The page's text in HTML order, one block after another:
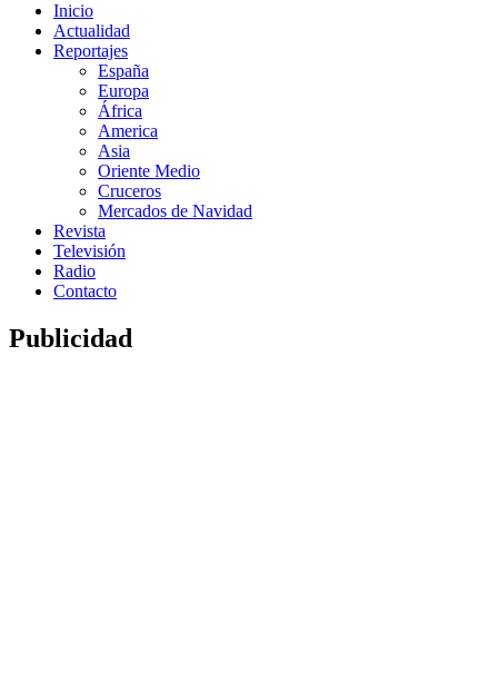
Inicio
Actualidad
Reportajes
España
Europa
África
America
Asia
Oriente Medio
Cruceros
Mercados de Navidad
Revista
Televisión
Radio
Contacto
Publicidad